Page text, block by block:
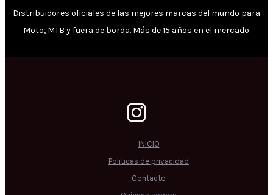
Distribuidores oficiales de las mejores marcas del mundo para
Moto, MTB y fuera de borda. Más de 15 años en el mercado.
INICIO
Politicas de privacidad
Contacto